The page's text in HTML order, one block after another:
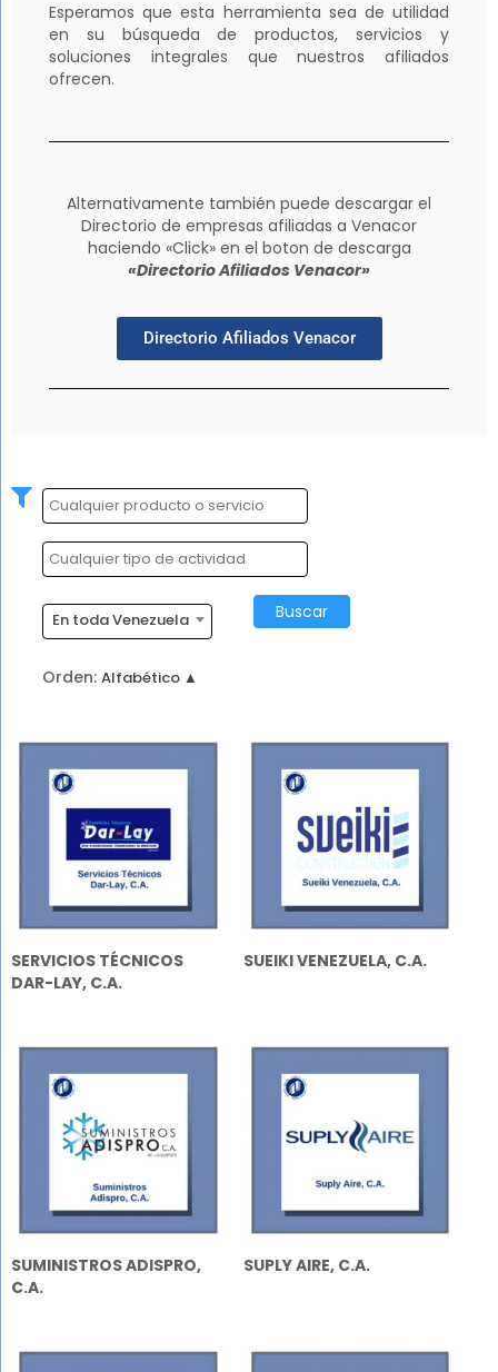
Esperamos que esta herramienta sea de utilidad
en su búsqueda de productos, servicios y
soluciones integrales que nuestros afiliados
ofrecen.
Alternativamente también puede descargar el
Directorio de empresas afiliadas a Venacor
haciendo «Click» en el boton de descarga
«Directorio Afiliados Venacor»
Directorio Afiliados Venacor
En toda Venezuela
Orden:
SERVICIOS TÉCNICOS
DAR-LAY, C.A.
SUEIKI VENEZUELA, C.A.
SUMINISTROS ADISPRO,
C.A.
SUPLY AIRE, C.A.